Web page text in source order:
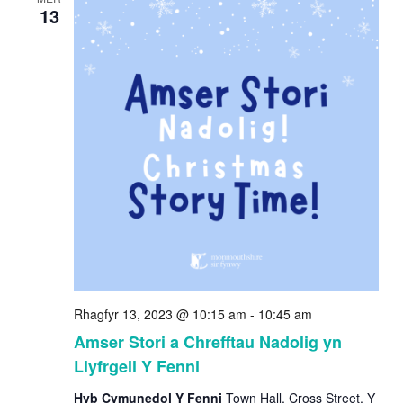
13
Amser Stori a Chrefftau Nadolig yn
Llyfrgell Y Fenni
Rhagfyr 13, 2023 @ 10:15 am - 10:45 am
Hyb Cymunedol Y Fenni Town Hall, Cross Street, Y